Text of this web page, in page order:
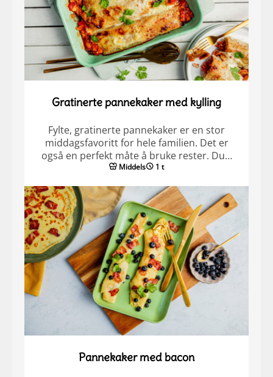
Gratinerte pannekaker med kylling
Fylte, gratinerte pannekaker er en stor
middagsfavoritt for hele familien. Det er
også en perfekt måte å bruke rester. Du…
Middels 1 t
Pannekaker med bacon